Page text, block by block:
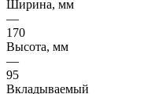
Ширина, мм
—
170
Высота, мм
—
95
Вкладываемый